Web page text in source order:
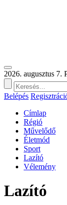
2026. augusztus 7.
Belépés
Címlap
Régió
Művelődő
Életmód
Sport
Lazító
Vélemény
Lazító